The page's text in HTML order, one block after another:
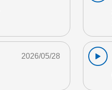
2026/05/28